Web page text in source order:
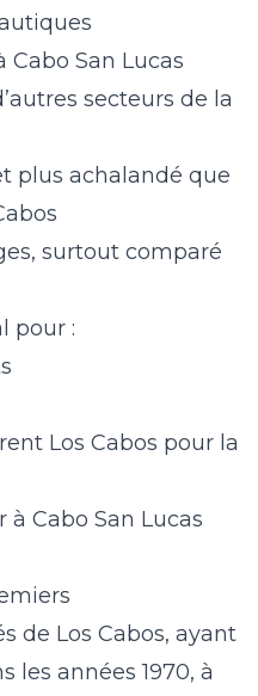
San Lucas
secteurs de la
plus achalandé que
surtout comparé
pour :
Los Cabos pour la
Cabo San Lucas
de Los Cabos, ayant
les années 1970, à